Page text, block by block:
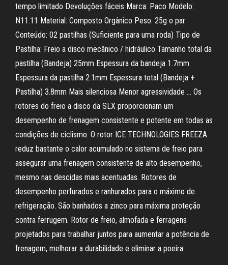
tempo limitado Devoluções fáceis Marca: Paco Modelo:
N11.11 Material: Composto Orgânico Peso: 25g o par
Conteúdo: 02 pastilhas (Suficiente para uma roda) Tipo de
Pastilha: Freio a disco mecânico / hidráulico Tamanho total da
pastilha (Bandeja) 25mm Espessura da bandeja 1.7mm
Espessura da pastilha 2.1mm Espessura total (Bandeja +
Pastilha) 3.8mm Mais silenciosa Menor agressividade … Os
rotores do freio a disco da SLX proporcionam um
desempenho de frenagem consistente e potente em todas as
condições de ciclismo. O rotor ICE TECHNOLOGIES FREEZA
reduz bastante o calor acumulado no sistema de freio para
assegurar uma frenagem consistente de alto desempenho,
mesmo nas descidas mais acentuadas. Rotores de
desempenho perfurados e ranhurados para o máximo de
refrigeração. São banhados a zinco para máxima proteção
contra ferrugem. Rotor de freio, almofada e ferragens
projetados para trabalhar juntos para aumentar a potência de
frenagem, melhorar a durabilidade e eliminar a poeira